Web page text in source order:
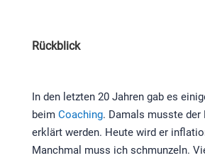
Rückblick
In den letzten 20 Jahren gab es
beim Coaching. Damals musste der
erklärt werden. Heute wird er
Manchmal muss ich schmunzeln.